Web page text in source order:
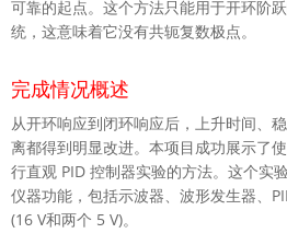
可靠的起点。这个方法只能用于开环阶
统，这意味着它没有共轭复数极点。
完成情况概述
从开环响应到闭环响应后，上升时间、
离都得到明显改进。本项目成功展示了
行直观 PID 控制器实验的方法。这个实
仪器功能，包括示波器、波形发生器、
(16 V和两个 5 V)。